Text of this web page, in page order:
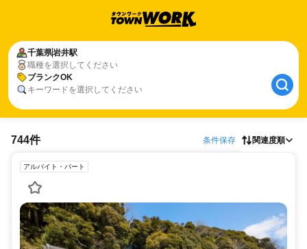
千葉県岩井駅
職種を選択してください
ブランクOK
キーワードを選択してください
744件 条件保存 関連度順
アルバイト・パート